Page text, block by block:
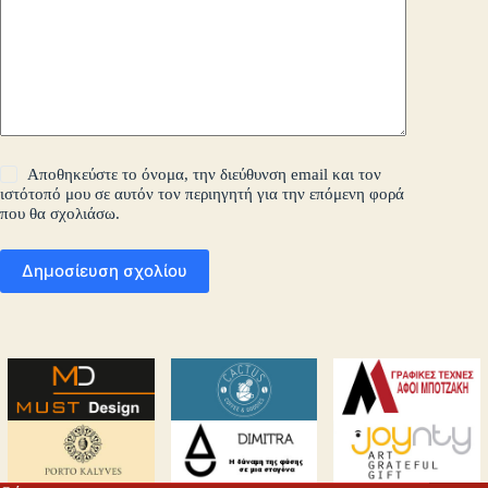
Αποθηκεύστε το όνομα, την διεύθυνση email και τον
ιστότοπό μου σε αυτόν τον περιηγητή για την επόμενη φορά
που θα σχολιάσω.
Δημοσίευση σχολίου